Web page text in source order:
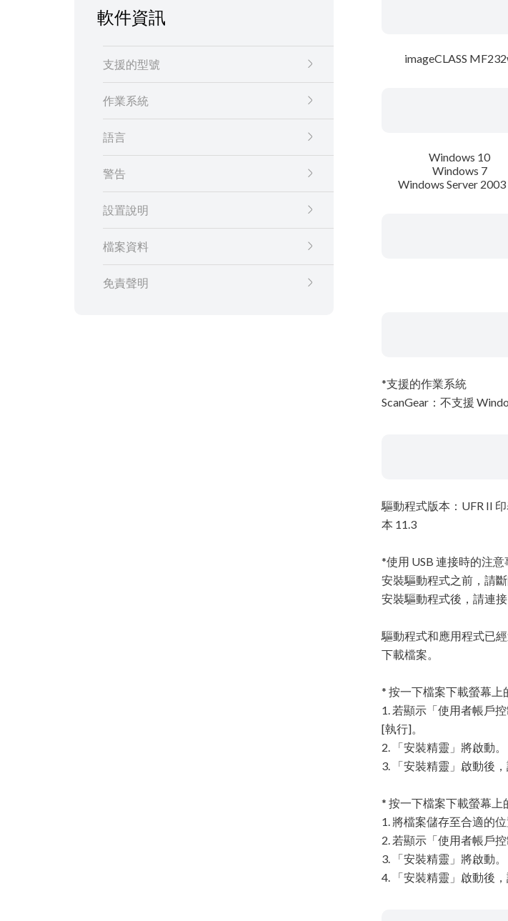
軟件資訊
支援的型號
作業系統
語言
警告
設置說明
檔案資料
免責聲明
imageCLASS
Windows 10
Windows 7
Windows Server 2003
*支援的作業系統
ScanGear：不支援
驅動程式版本：UFR II
本 11.3
*使用 USB 連接時的注意
安裝驅動程式之前，請斷
安裝驅動程式後，請連接
驅動程式和應用程式已經
下載檔案。
* 按一下檔案下載螢幕上
1. 若顯示「使用者帳戶
[執行]。
2. 「安裝精靈」將啟動。
3. 「安裝精靈」啟動後
* 按一下檔案下載螢幕上
1. 將檔案儲存至合適的
2. 若顯示「使用者帳戶
3. 「安裝精靈」將啟動。
4. 「安裝精靈」啟動後